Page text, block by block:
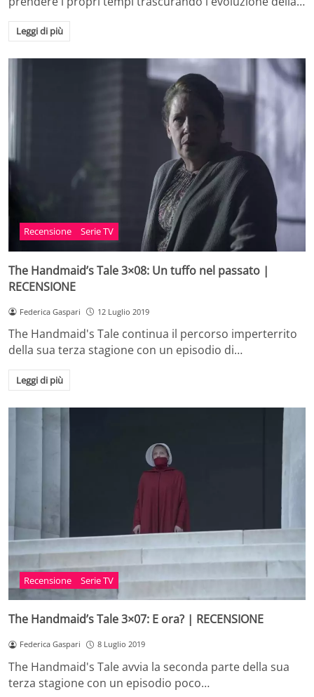
Leggi di più
Recensione Serie TV
The Handmaid’s Tale 3×08: Un tuffo nel passato |
RECENSIONE
Federica Gaspari 12 Luglio 2019
The Handmaid's Tale continua il percorso imperterrito
della sua terza stagione con un episodio di…
Leggi di più
Recensione Serie TV
The Handmaid’s Tale 3×07: E ora? | RECENSIONE
Federica Gaspari 8 Luglio 2019
The Handmaid's Tale avvia la seconda parte della sua
terza stagione con un episodio poco…